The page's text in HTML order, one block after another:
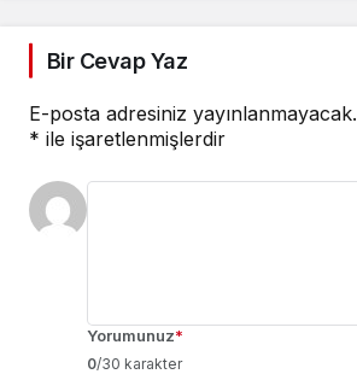
Bir Cevap Yaz
E-posta adresiniz yayınlanmayacak.
* ile işaretlenmişlerdir
Yorumunuz*
0/30 karakter